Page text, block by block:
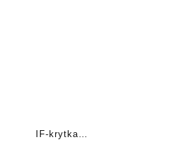
IF-krytka